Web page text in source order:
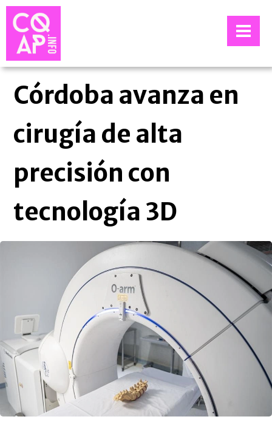
Córdoba avanza en
cirugía de alta
precisión con
tecnología 3D